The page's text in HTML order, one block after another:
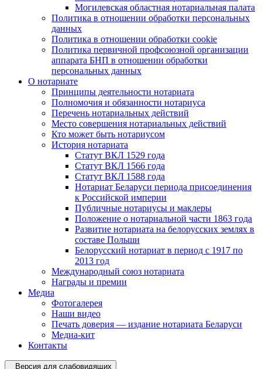
Могилевская областная нотариальная палата
Политика в отношении обработки персональных
данных
Политика в отношении обработки cookie
Политика первичной профсоюзной организации
аппарата БНП в отношении обработки
персональных данных
О нотариате
Принципы деятельности нотариата
Полномочия и обязанности нотариуса
Перечень нотариальных действий
Место совершения нотариальных действий
Кто может быть нотариусом
История нотариата
Статут ВКЛ 1529 года
Статут ВКЛ 1566 года
Статут ВКЛ 1588 года
Нотариат Беларуси периода присоединения
к Российской империи
Публичные нотариусы и маклеры
Положение о нотариальной части 1863 года
Развитие нотариата на белорусских землях в
составе Польши
Белорусский нотариат в период с 1917 по
2013 год
Международный союз нотариата
Награды и премии
Медиа
Фотогалерея
Наши видео
Печать доверия — издание нотариата Беларуси
Медиа-кит
Контакты
Версия для слабовидящих